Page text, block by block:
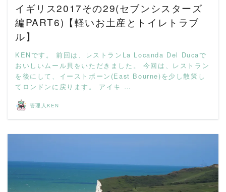
イギリス2017その29(セブンシスターズ
編PART6)【軽いお土産とトイレトラブ
ル】
KENです。 前回は、レストランLa Locanda Del Ducaで
おいしいムール貝をいただきました。 今回は、レストラン
を後にして、イーストボーン(East Bourne)を少し散策し
てロンドンに戻ります。 アイキ …
管理人KEN